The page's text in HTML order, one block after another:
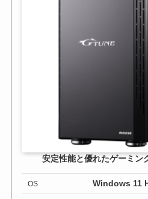
安定性能と優れたゲーミン
OS Windows 11